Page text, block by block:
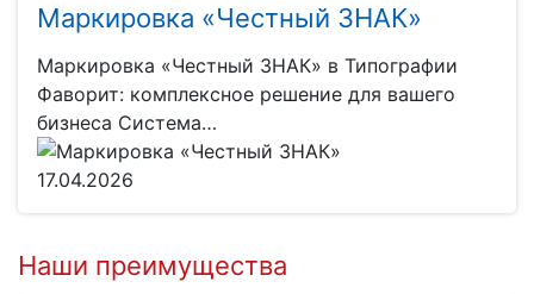
Маркировка «Честный ЗНАК»
Маркировка «Честный ЗНАК» в Типографии
Фаворит: комплексное решение для вашего
бизнеса Система…
17.04.2026
Наши преимущества